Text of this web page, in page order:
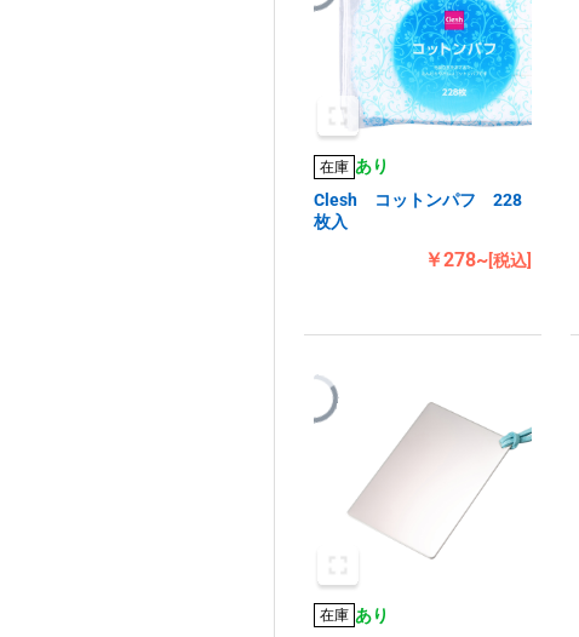
在庫 あり
Clesh コットンパフ 228
枚入
￥278~[税込]
在庫 あり